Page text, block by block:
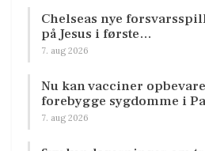
Chelseas nye
på Jesus i første…
7. aug 2026
Nu kan vacciner
forebygge sygdomme i
7. aug 2026